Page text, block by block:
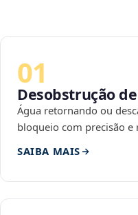
01
Desobstrução
Água retornando ou
bloqueio com precisão e
SAIBA MAIS